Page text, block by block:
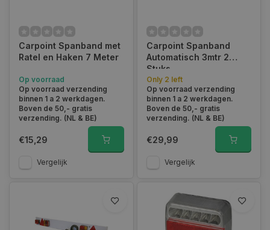
Carpoint Spanband met
Ratel en Haken 7 Meter
Op voorraad
Op voorraad verzending
binnen 1 a 2 werkdagen.
Boven de 50,- gratis
verzending. (NL & BE)
€15,29
Vergelijk
Carpoint Spanband
Automatisch 3mtr 2
Stuks
Only 2 left
Op voorraad verzending
binnen 1 a 2 werkdagen.
Boven de 50,- gratis
verzending. (NL & BE)
€29,99
Vergelijk